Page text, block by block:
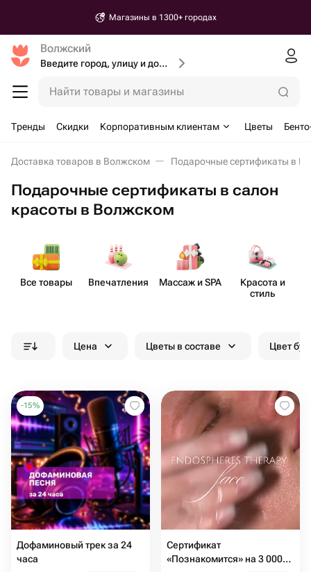
Магазины в 1300+ городах
Волжский
Введите город, улицу и дом доставки
Найти товары и магазины
Тренды Скидки Корпоративным клиентам Цветы
Доставка товаров в Волжском Подарочные сертификаты в
Подарочные сертификаты в салон
красоты в Волжском
Все товары Впеча​тления Массаж и SPA
Красота и
стиль
Цена Цветы в составе Цвет
-15%
Дофаминовый трек за 24
часа
Сертификат
«Познакомится» на 3 000